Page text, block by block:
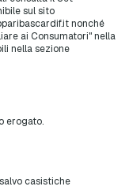
sul sito
nonché
ai Consumatori" nella
nella sezione
erogato.
casistiche